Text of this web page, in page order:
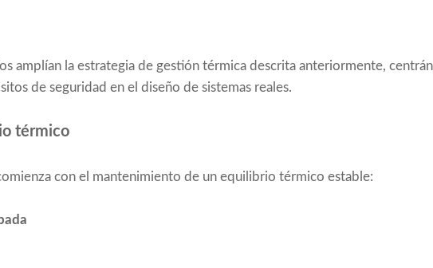
amplían la estrategia de gestión térmica descrita anteriormente,
de seguridad en el diseño de sistemas reales.
térmico
con el mantenimiento de un equilibrio térmico estable: